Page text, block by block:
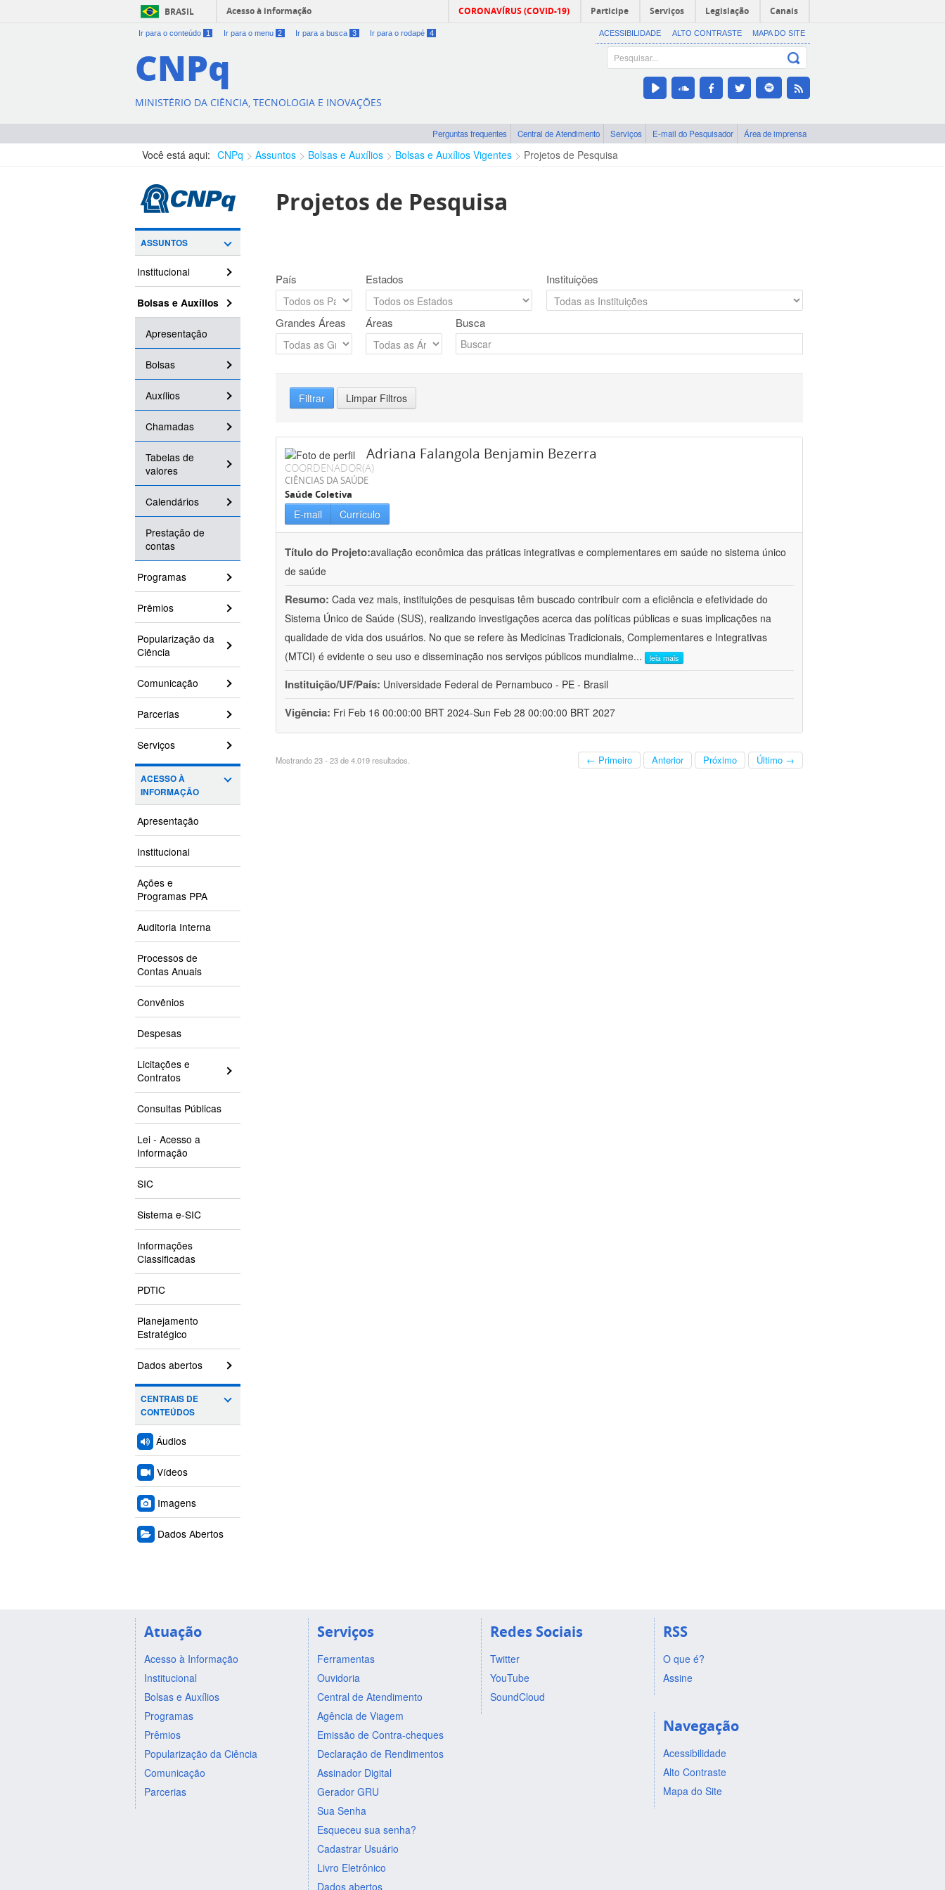
BRASIL Acesso à informação CORONAVÍRUS (COVID-19) Participe Serviços Legislação Canais
Ir para o conteúdo 1 Ir para o menu 2 Ir para a busca 3 Ir para o rodapé 4 ACESSIBILIDADE ALTO CONTRASTE MAPA DO SITE
CNPq
MINISTÉRIO DA CIÊNCIA, TECNOLOGIA E INOVAÇÕES
Perguntas frequentes Central de Atendimento Serviços E-mail do Pesquisador Área de imprensa
Você está aqui: CNPq Assuntos Bolsas e Auxílios Bolsas e Auxílios Vigentes Projetos de Pesquisa
ASSUNTOS
Institucional
Bolsas e Auxílios
Apresentação
Bolsas
Auxílios
Chamadas
Tabelas de
valores
Calendários
Prestação de
contas
Programas
Prêmios
Popularização da
Ciência
Comunicação
Parcerias
Serviços
ACESSO À
INFORMAÇÃO
Apresentação
Institucional
Ações e
Programas PPA
Auditoria Interna
Processos de
Contas Anuais
Convênios
Despesas
Licitações e
Contratos
Consultas Públicas
Lei - Acesso a
Informação
SIC
Sistema e-SIC
Informações
Classificadas
PDTIC
Planejamento
Estratégico
Dados abertos
CENTRAIS DE
CONTEÚDOS
Áudios
Vídeos
Imagens
Dados Abertos
Projetos de Pesquisa
País Estados Instituições
Grandes Áreas Áreas Busca
Filtrar Limpar Filtros
Adriana Falangola Benjamin Bezerra
COORDENADOR(A)
CIÊNCIAS DA SAÚDE
Saúde Coletiva
E-mail Currículo
Título do Projeto:avaliação econômica das práticas integrativas e complementares em saúde no sistema único
de saúde
Resumo: Cada vez mais, instituições de pesquisas têm buscado contribuir com a eficiência e efetividade do
Sistema Único de Saúde (SUS), realizando investigações acerca das políticas públicas e suas implicações na
qualidade de vida dos usuários. No que se refere às Medicinas Tradicionais, Complementares e Integrativas
(MTCI) é evidente o seu uso e disseminação nos serviços públicos mundialme... leia mais
Instituição/UF/País: Universidade Federal de Pernambuco - PE - Brasil
Vigência: Fri Feb 16 00:00:00 BRT 2024-Sun Feb 28 00:00:00 BRT 2027
Mostrando 23 - 23 de 4.019 resultados. ← Primeiro Anterior Próximo Último →
Atuação
Acesso à Informação
Institucional
Bolsas e Auxílios
Programas
Prêmios
Popularização da Ciência
Comunicação
Parcerias
Serviços
Ferramentas
Ouvidoria
Central de Atendimento
Agência de Viagem
Emissão de Contra-cheques
Declaração de Rendimentos
Assinador Digital
Gerador GRU
Sua Senha
Esqueceu sua senha?
Cadastrar Usuário
Livro Eletrônico
Dados abertos
Redes Sociais
Twitter
YouTube
SoundCloud
RSS
O que é?
Assine
Navegação
Acessibilidade
Alto Contraste
Mapa do Site